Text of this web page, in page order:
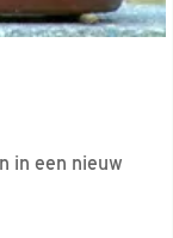
in een nieuw